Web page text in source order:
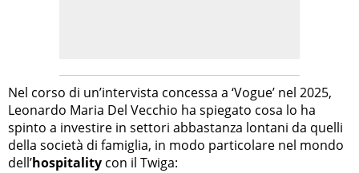
Nel corso di un’intervista concessa a ‘Vogue’ nel 2025,
Leonardo Maria Del Vecchio ha spiegato cosa lo ha
spinto a investire in settori abbastanza lontani da quelli
della società di famiglia, in modo particolare nel mondo
dell’hospitality con il Twiga: